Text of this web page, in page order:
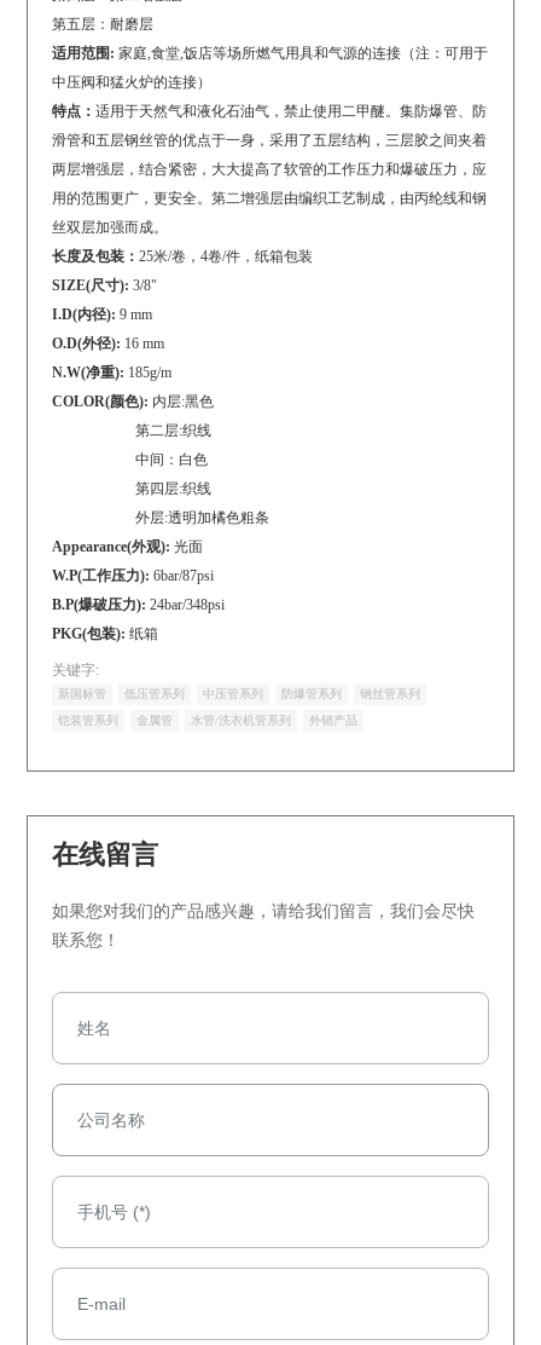
第五层：耐磨层
适用范围:家庭,食堂,饭店等场所燃气用具和气源的连接（注：可用于
中压阀和猛火炉的连接）
特点：适用于天然气和液化石油气，禁止使用二甲醚。集防爆管、防
滑管和五层钢丝管的优点于一身，采用了五层结构，三层胶之间夹着
两层增强层，结合紧密，大大提高了软管的工作压力和爆破压力，应
用的范围更广，更安全。第二增强层由编织工艺制成，由丙纶线和钢
丝双层加强而成。
长度及包装：25米/卷，4卷/件，纸箱包装
SIZE(尺寸):3/8"
I.D(内径):9 mm
O.D(外径): 16 mm
N.W(净重): 185g/m
COLOR(颜色): 内层:黑色
第二层:织线
中间：白色
第四层:织线
外层:透明加橘色粗条
Appearance(外观):光面
W.P(工作压力): 6bar/87psi
B.P(爆破压力):24bar/348psi
PKG(包装):纸箱
关键字:
新国标管 低压管系列 中压管系列 防爆管系列
钢丝管系列
铠装管系列
金属管 水管/洗衣机管系列 外销产品
在线留言
如果您对我们的产品感兴趣，请给我们留言，我们会尽快
联系您！